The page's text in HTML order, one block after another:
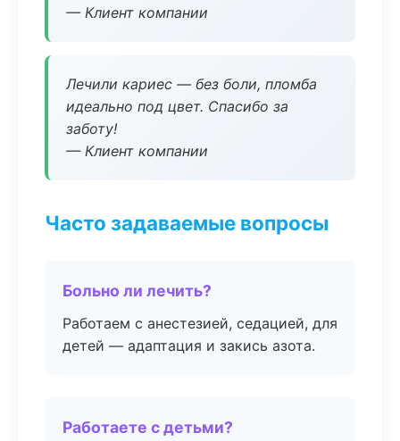
— Клиент компании
Лечили кариес — без боли, пломба
идеально под цвет. Спасибо за
заботу!
— Клиент компании
Часто задаваемые вопросы
Больно ли лечить?
Работаем с анестезией, седацией, для
детей — адаптация и закись азота.
Работаете с детьми?